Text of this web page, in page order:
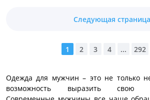
Следующая страница
1 2 3 4 ... 292
Одежда для мужчин – это не только
возможность выразить свою